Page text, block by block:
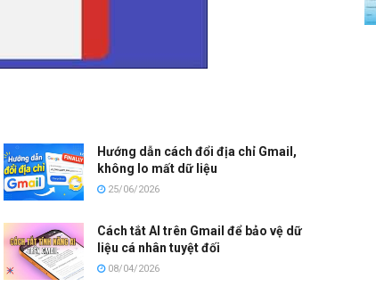
Hướng dẫn cách đổi địa chỉ Gmail,
không lo mất dữ liệu
25/06/2026
Cách tắt AI trên Gmail để bảo vệ dữ
liệu cá nhân tuyệt đối
08/04/2026